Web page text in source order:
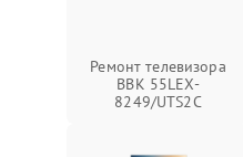
Ремонт телевизора
BBK 55LEX-
8249/UTS2C